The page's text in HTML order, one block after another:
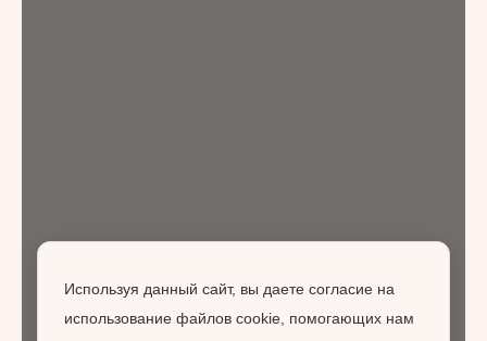
Используя данный сайт, вы даете согласие на
использование файлов cookie, помогающих нам